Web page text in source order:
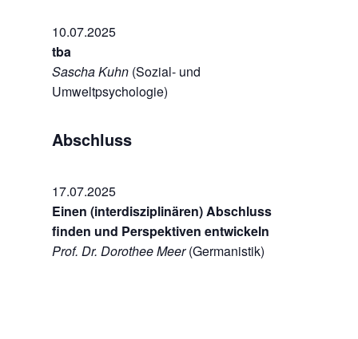
10.07.2025
tba
Sascha Kuhn(Sozial- und
Umweltpsychologie)
Abschluss
17.07.2025
Einen (interdisziplinären) Abschluss
finden und Perspektiven entwickeln
Prof. Dr. Dorothee Meer(Germanistik)